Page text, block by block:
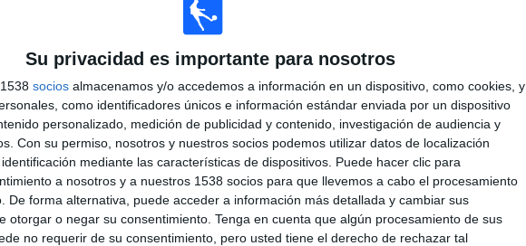
Su privacidad es importante para nosotros
socios almacenamos y/o accedemos a información en un dispositivo, como cookies, y
como identificadores únicos e información estándar enviada por un dispositivo
personalizado, medición de publicidad y contenido, investigación de audiencia y
Con su permiso, nosotros y nuestros socios podemos utilizar datos de localización
mediante las características de dispositivos. Puede hacer clic para
a nosotros y a nuestros 1538 socios para que llevemos a cabo el procesamiento
De forma alternativa, puede acceder a información más detallada y cambiar sus
otorgar o negar su consentimiento. Tenga en cuenta que algún procesamiento de sus
no requerir de su consentimiento, pero usted tiene el derecho de rechazar tal
CONSECUTIVOS
DE PAGO
TOTAL
13
RIVALES
MÁXIMO
6
VS Wellington
Phoenix
TOTAL
2
COMPETICIONES